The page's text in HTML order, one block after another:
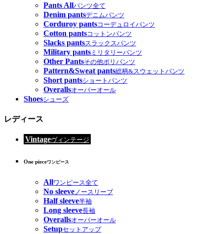
Pants Allパンツ全て
Denim pantsデニムパンツ
Corduroy pantsコーデュロイパンツ
Cotton pantsコットンパンツ
Slacks pantsスラックスパンツ
Military pants ミリタリーパンツ
Other Pantsその他ポリパンツ
Pattern&Sweat pants総柄&スウェットパンツ
Short pantsショートパンツ
Overallsオーバーオール
Shoesシューズ
レディース
Vintageヴィンテージ
One pieceワンピース
Allワンピース全て
No sleeveノースリーブ
Half sleeve半袖
Long sleeve長袖
Overallsオーバーオール
Setupセットアップ